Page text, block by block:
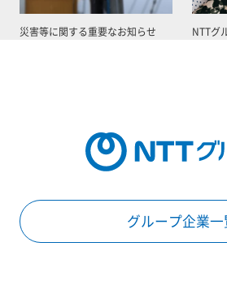
災害等に関する重要なお知らせ NTTグ
グループ企業一